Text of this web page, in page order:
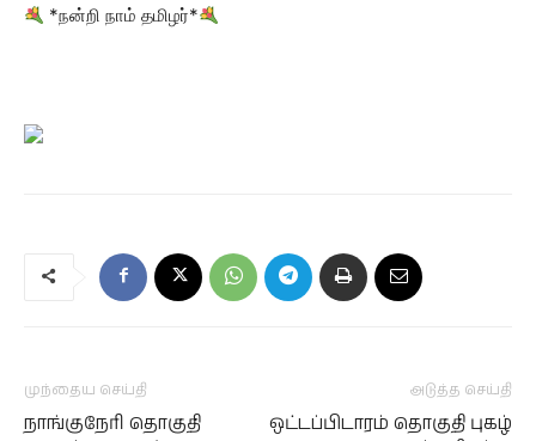
*நன்றி நாம் தமிழர்*
முந்தைய செய்தி
நாங்குநேரி தொகுதி
அடுத்த செய்தி
ஒட்டப்பிடாரம் தொகுதி புகழ்